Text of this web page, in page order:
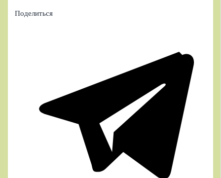
Поделиться